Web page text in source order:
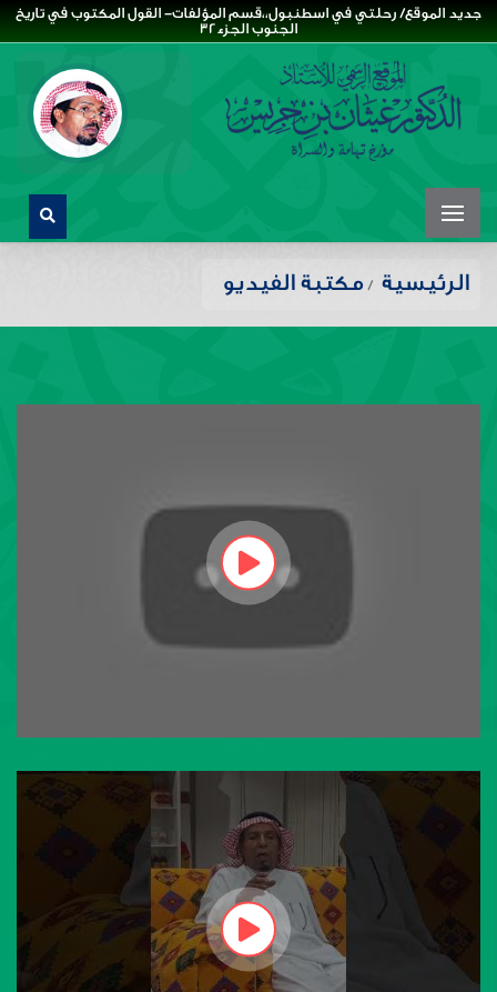
جديد الموقع/ رحلتي في اسطنبول،،قسم المؤلفات- القول المكتوب في تاريخ
الجنوب الجزء32
الرئيسية مكتبة الفيديو